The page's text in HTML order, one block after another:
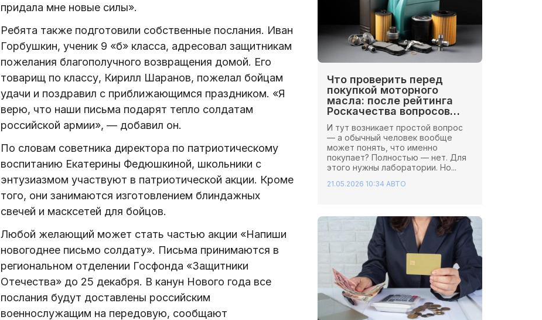
придала мне новые силы».
Ребята также подготовили собственные послания. Иван
Горбушкин, ученик 9 «б» класса, адресовал защитникам
пожелания благополучного возвращения домой. Его
товарищ по классу, Кирилл Шаранов, пожелал бойцам
удачи и поздравил с приближающимся праздником. «Я
верю, что наши письма подарят тепло солдатам
российской армии», — добавил он.
По словам советника директора по патриотическому
воспитанию Екатерины Федюшкиной, школьники с
энтузиазмом участвуют в патриотической акции. Кроме
того, они занимаются изготовлением блиндажных
свечей и масксетей для бойцов.
Любой желающий может стать частью акции «Напиши
новогоднее письмо солдату». Письма принимаются в
региональном отделении Госфонда «Защитники
Отечества» до 25 декабря. В канун Нового года все
послания будут доставлены российским
военнослужащим на передовую, сообщают
Что проверить перед
покупкой моторного
масла: после рейтинга
Роскачества вопросов
стало больше
И тут возникает простой вопрос
— а обычный человек вообще
может понять, что именно
покупает? Полностью — нет. Для
этого нужны лаборатории. Но...
21.05.2026 10:34 АВТО